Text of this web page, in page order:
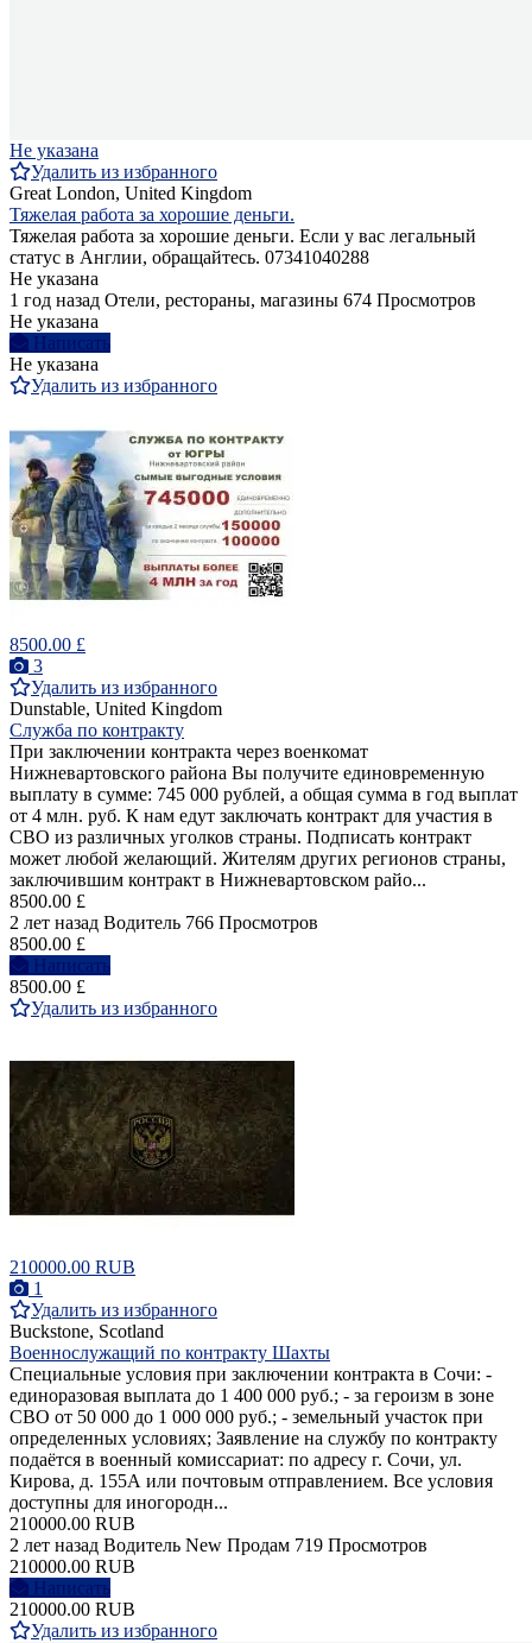
Не указана
Удалить из избранного
Great London, United Kingdom
Тяжелая работа за хорошие деньги.
Тяжелая работа за хорошие деньги. Если у вас легальный
статус в Англии, обращайтесь. 07341040288
Не указана
1 год назад Отели, рестораны, магазины 674 Просмотров
Не указана
Написать
Не указана
Удалить из избранного
8500.00 £
3
Удалить из избранного
Dunstable, United Kingdom
Служба по контракту
При заключении контракта через военкомат
Нижневартовского района Вы получите единовременную
выплату в сумме: 745 000 рублей, а общая сумма в год выплат
от 4 млн. руб. К нам едут заключать контракт для участия в
СВО из различных уголков страны. Подписать контракт
может любой желающий. Жителям других регионов страны,
заключившим контракт в Нижневартовском райо...
8500.00 £
2 лет назад Водитель 766 Просмотров
8500.00 £
Написать
8500.00 £
Удалить из избранного
210000.00 RUB
1
Удалить из избранного
Buckstone, Scotland
Военнослужащий по контракту Шахты
Специальные условия при заключении контракта в Сочи: -
единоразовая выплата до 1 400 000 руб.; - за героизм в зоне
СВО от 50 000 до 1 000 000 руб.; - земельный участок при
определенных условиях; Заявление на службу по контракту
подаётся в военный комиссариат: по адресу г. Сочи, ул.
Кирова, д. 155А или почтовым отправлением. Все условия
доступны для иногородн...
210000.00 RUB
2 лет назад Водитель New Продам 719 Просмотров
210000.00 RUB
Написать
210000.00 RUB
Удалить из избранного